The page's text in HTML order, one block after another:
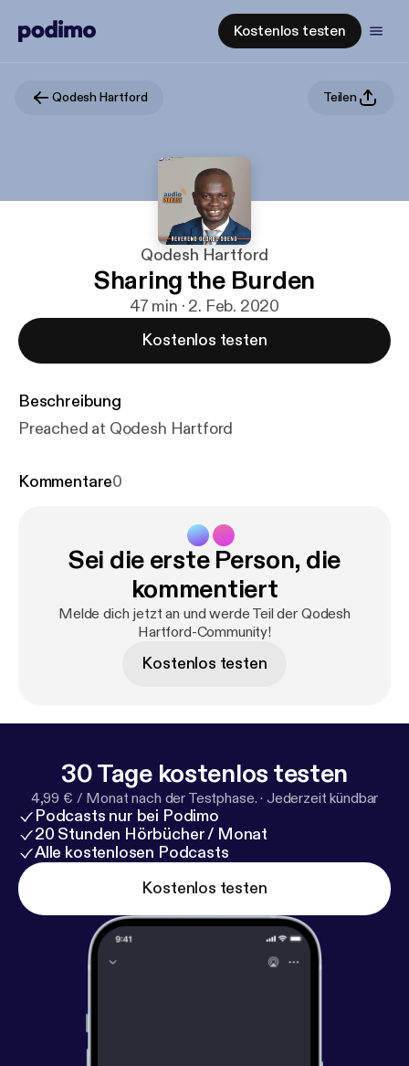
Kostenlos testen
Qodesh Hartford Teilen
Qodesh Hartford
Sharing the Burden
47 min · 2. Feb. 2020
Kostenlos testen
Beschreibung
Preached at Qodesh Hartford
Kommentare0
Sei die erste Person, die
kommentiert
Melde dich jetzt an und werde Teil der Qodesh
Hartford-Community!
Kostenlos testen
30 Tage kostenlos testen
4,99 € / Monat nach der Testphase. · Jederzeit kündbar
Podcasts nur bei Podimo
20 Stunden Hörbücher / Monat
Alle kostenlosen Podcasts
Kostenlos testen